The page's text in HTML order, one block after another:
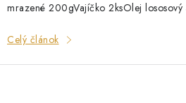
mrazené 200gVajíčko 2ksOlej lososový
Celý článok